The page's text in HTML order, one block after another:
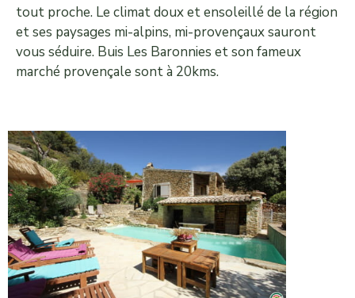
tout proche. Le climat doux et ensoleillé de la région
et ses paysages mi-alpins, mi-provençaux sauront
vous séduire. Buis Les Baronnies et son fameux
marché provençale sont à 20kms.